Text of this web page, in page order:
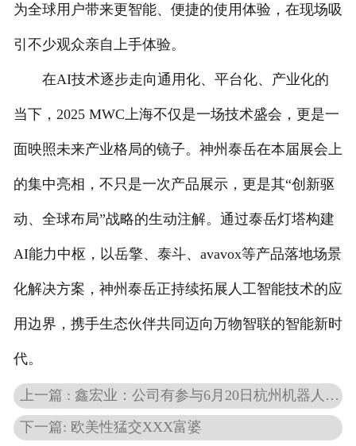
为全球用户带来更智能、便捷的使用体验，在现场吸
引不少观众亲自上手体验。
在AI技术逐步走向通用化、平台化、产业化的
当下，2025 MWC上海不仅是一场技术盛会，更是一
面映照未来产业格局的镜子。神州泰岳在本届展会上
的集中亮相，不只是一次产品展示，更是其“创新驱
动、全球布局”战略的生动注解。通过泰岳灯塔构建
AI能力中枢，以岳擎、泰斗、avavox等产品落地场景
化解决方案，神州泰岳正持续拓展人工智能技术的应
用边界，携手生态伙伴共同迈向万物智联的智能新时
代。
上一篇 : 鑫宏业：公司有参与6月20日杭州机器人展会展示人形机器人相关线缆领域最新技术成果与产品解决方案
下一篇: 欧美性猛交XXX富婆